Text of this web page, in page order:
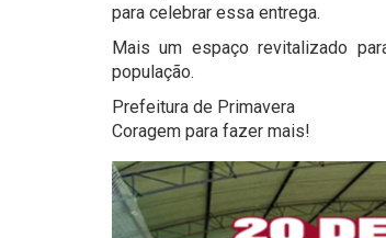
para celebrar essa entrega.
Mais um espaço revitalizado
população.
Prefeitura de Primavera
Coragem para fazer mais!